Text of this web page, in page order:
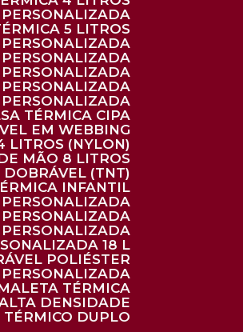
PERSONALIZADA
5 LITROS
PERSONALIZADA
PERSONALIZADA
PERSONALIZADA
PERSONALIZADA
PERSONALIZADA
TÉRMICA CIPA
EM WEBBING
LITROS (NYLON)
MÃO 8 LITROS
DOBRÁVEL (TNT)
INFANTIL
PERSONALIZADA
PERSONALIZADA
PERSONALIZADA
18 L
POLIÉSTER
PERSONALIZADA
MALETA TÉRMICA
ALTA DENSIDADE
TÉRMICO DUPLO